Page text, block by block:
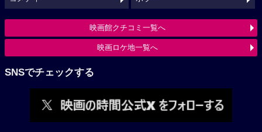
映画館クチコミ一覧へ
映画ロケ地一覧へ
SNSでチェックする